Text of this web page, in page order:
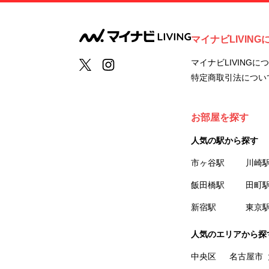
マイナビLIVING
マイナビLIVINGに
特定商取引法につい
お部屋を探す
人気の駅から探す
市ヶ谷駅 川崎
飯田橋駅 田町
新宿駅 東京
人気のエリアから探
中央区 名古屋市